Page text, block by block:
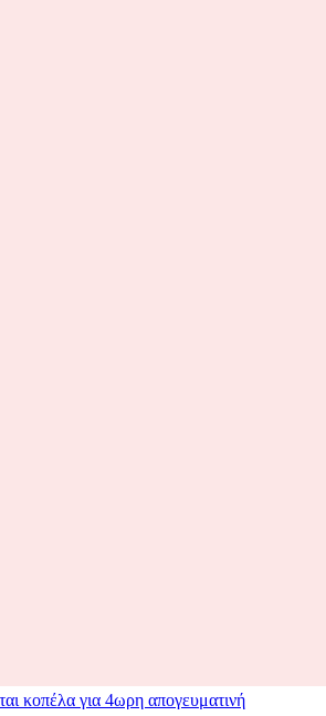
κοπέλα για 4ωρη απογευματινή